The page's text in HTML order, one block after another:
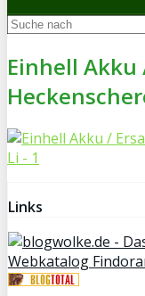
Einhell
Links
Webkatalog